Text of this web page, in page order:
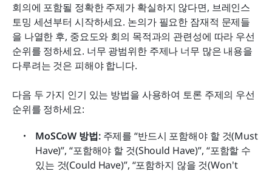
회의에 포함될 정확한 주제가 확실하지 않다면, 브레인스
토밍 세션부터 시작하세요. 논의가 필요한 잠재적 문제들
을 나열한 후, 중요도와 회의 목적과의 관련성에 따라 우선
순위를 정하세요. 너무 광범위한 주제나 너무 많은 내용을
다루려는 것은 피해야 합니다.
다음 두 가지 인기 있는 방법을 사용하여 토론 주제의 우선
순위를 정하세요:
MoSCoW 방법: 주제를 “반드시 포함해야 할 것(Must
Have)”, “포함해야 할 것(Should Have)”, “포함할 수
있는 것(Could Have)”, “포함하지 않을 것(Won't